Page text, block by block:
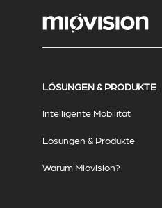
LÖSUNGEN & PRODUKTE
Intelligente Mobilität
Lösungen & Produkte
Warum Miovision?